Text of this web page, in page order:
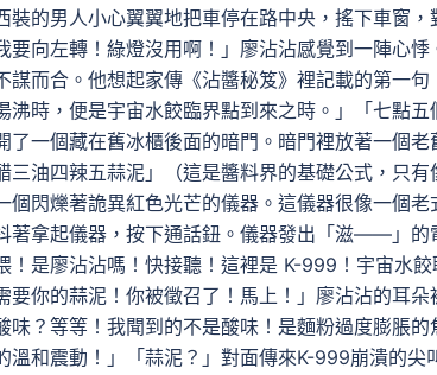
裝的男人小心翼翼地把車停在路中央，搖下車窗
要向左轉！綠燈沒用啊！」廖沾沾感覺到一陣心
謀而合。他想起家傳《沾醬秘笈》裡記載的第一
沸時，便是宇宙水餃臨界點到來之時。」「七點
了一個藏在舊冰櫃後面的暗門。暗門裡放著一個
三油四辣五蒜泥」（這是醬料界的基礎公式，只
個閃爍著詭異紅色光芒的儀器。這儀器很像一個
著拿起儀器，按下通話鈕。儀器發出「滋——」的
！是廖沾沾嗎！快接聽！這裡是 K-999！宇宙水
要你的蒜泥！你被徵召了！馬上！」廖沾沾的耳
味？等等！我聞到的不是酸味！是麵粉過度膨脹
溫和震動！」「蒜泥？」對面傳來K-999崩潰的尖